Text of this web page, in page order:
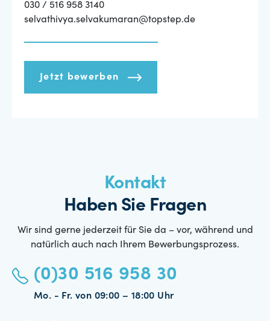
030 / 516 958 3140
selvathivya.selvakumaran@topstep.de
Jetzt bewerben
Kontakt
Haben Sie Fragen
Wir sind gerne jederzeit für Sie da – vor, während und
natürlich auch nach Ihrem Bewerbungsprozess.
(0)30 516 958 30
Mo. - Fr. von 09:00 – 18:00 Uhr